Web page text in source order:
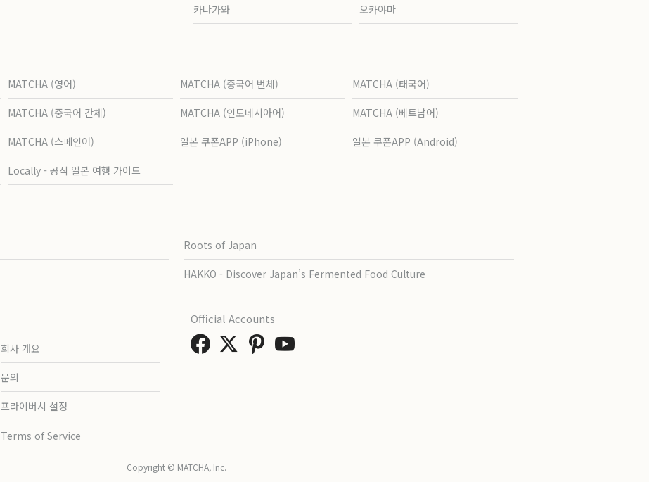
카나가와 오카야마
MATCHA (영어) MATCHA (중국어 번체) MATCHA (태국어)
MATCHA (중국어 간체) MATCHA (인도네시아어) MATCHA (베트남어)
MATCHA (스페인어) 일본 쿠폰APP (iPhone) 일본 쿠폰APP (Android)
Locally - 공식 일본 여행 가이드
Roots of Japan
HAKKO - Discover Japan’s Fermented Food Culture
회사 개요
문의
프라이버시 설정
Terms of Service
Official Accounts
Copyright © MATCHA, Inc.